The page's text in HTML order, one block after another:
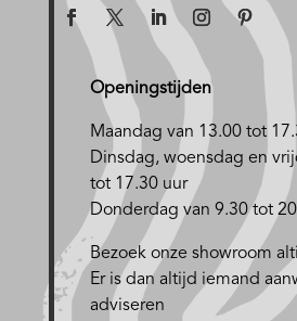
Openingstijden
Maandag van 13.00 tot
Dinsdag, woensdag en
tot 17.30 uur
Donderdag van 9.30 tot
Bezoek onze showroom
Er is dan altijd iemand
adviseren